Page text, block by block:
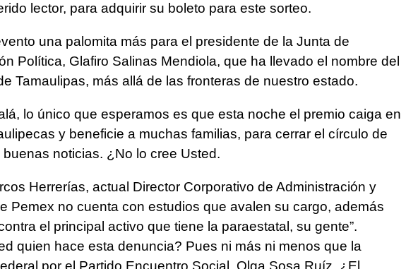
lector, para adquirir su boleto para este sorteo.
una palomita más para el presidente de la Junta de
Política, Glafiro Salinas Mendiola, que ha llevado el nombre del
Tamaulipas, más allá de las fronteras de nuestro estado.
lo único que esperamos es que esta noche el premio caiga en
y beneficie a muchas familias, para cerrar el círculo de
noticias. ¿No lo cree Usted.
Herrerías, actual Director Corporativo de Administración y
Pemex no cuenta con estudios que avalen su cargo, además
el principal activo que tiene la paraestatal, su gente”.
quien hace esta denuncia? Pues ni más ni menos que la